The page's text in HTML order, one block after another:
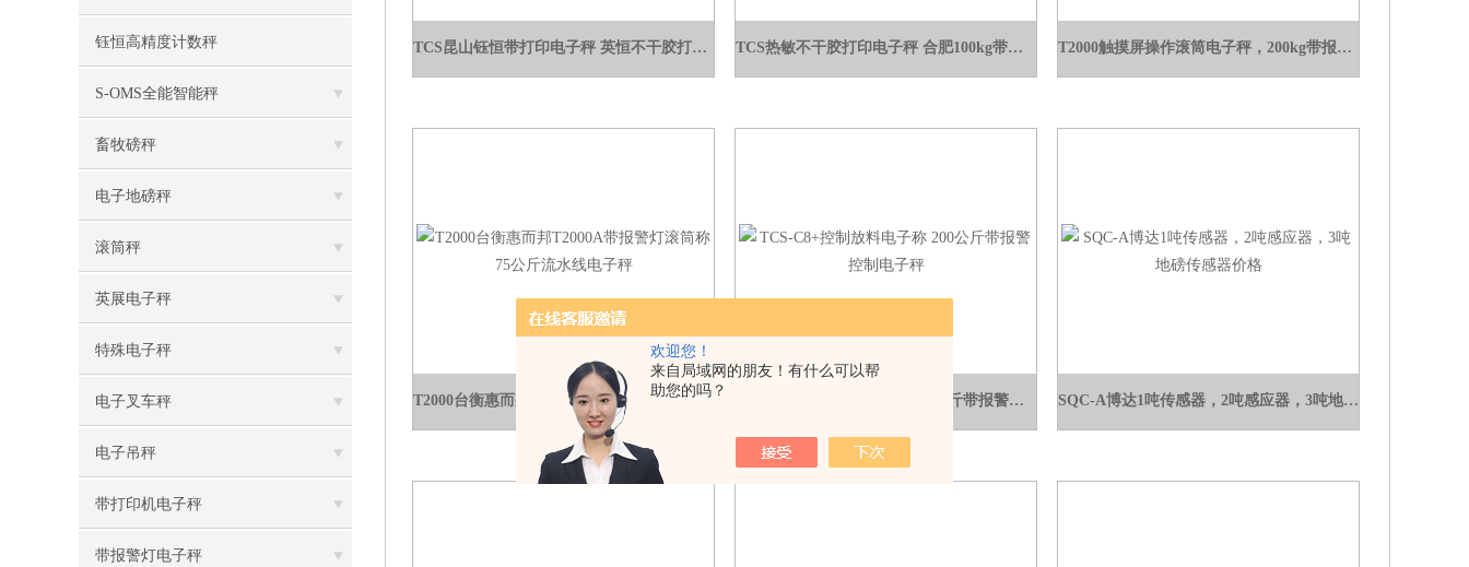
欢迎您！
来自局域网的朋友！有什么可以帮
助您的吗？
钰恒高精度计数秤
S-OMS全能智能秤
畜牧磅秤
电子地磅秤
滚筒秤
英展电子秤
特殊电子秤
电子叉车秤
电子吊秤
带打印机电子秤
带报警灯电子秤
TCS昆山钰恒带打印电子秤 英恒不干胶打印电子称批发价 TCS热敏不干胶打印电子秤 合肥100kg带打印标签电子秤价格 T2000触摸屏操作滚筒电子秤，200kg带报警灯无动力电子称
T2000台衡惠而邦T2000A带报警灯滚筒称 75公斤流水线电子秤 TCS-C8+控制放料电子称 200公斤带报警控制电子秤 SQC-A博达1吨传感器，2吨感应器，3吨地磅传感器价格